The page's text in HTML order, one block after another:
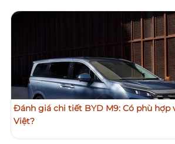
Đánh giá chi tiết BYD M9: Có phù hợp
Việt?